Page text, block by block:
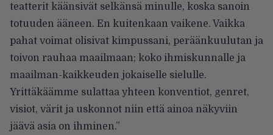
teatterit käänsivät selkänsä minulle, koska sanoin
totuuden ääneen. En kuitenkaan vaikene. Vaikka
pahat voimat olisivat kimpussani, peräänkuulutan ja
toivon rauhaa maailmaan; koko ihmiskunnalle ja
maailman-kaikkeuden jokaiselle sielulle.
Yrittäkäämme sulattaa yhteen konventiot, genret,
visiot, värit ja uskonnot niin että ainoa näkyviin
jäävä asia on ihminen.”